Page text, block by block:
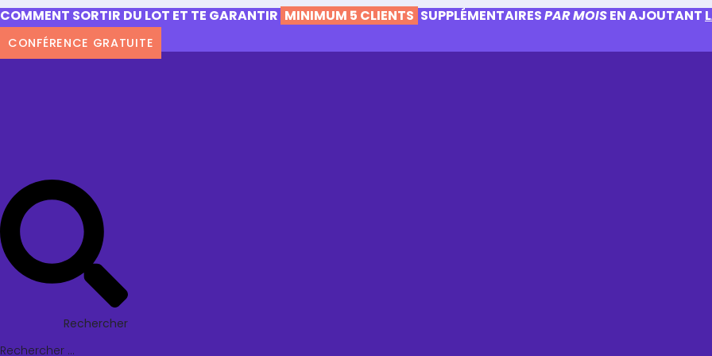
COMMENT SORTIR DU LOT ET TE GARANTIR MINIMUM 5 CLIENTS SUPPLÉMENTAIRESPAR MOISEN AJOUTANT
CONFÉRENCE GRATUITE
Rechercher